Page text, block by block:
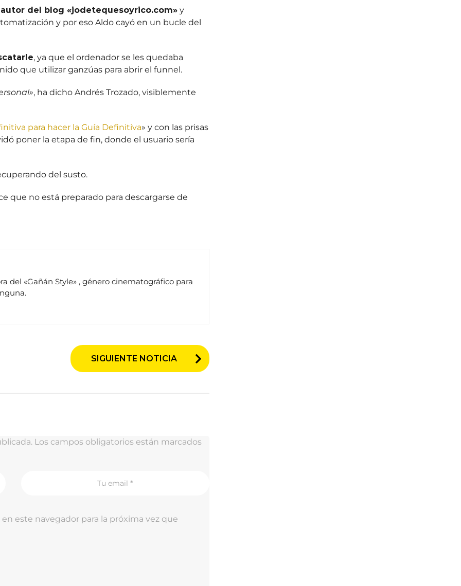
autor del blog «jodetequesoyrico.com» y
y por eso Aldo cayó en un bucle del
, ya que el ordenador se les quedaba
que utilizar ganzúas para abrir el funnel.
, ha dicho Andrés Trozado, visiblemente
para hacer la Guía Definitiva» y con las prisas
poner la etapa de fin, donde el usuario sería
del susto.
que no está preparado para descargarse de
del «Gañán Style» , género cinematográfico para
SIGUIENTE NOTICIA
Los campos obligatorios están marcados
este navegador para la próxima vez que